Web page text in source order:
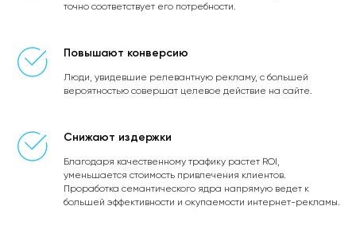
точно соответствует его потребности.
Повышают конверсию
Люди, увидевшие релевантную рекламу, с большей
вероятностью совершат целевое действие на сайте.
Снижают издержки
Благодаря качественному трафику растет ROI,
уменьшается стоимость привлечения клиентов.
Проработка семантического ядра напрямую ведет к
большей эффективности и окупаемости интернет-рекламы.